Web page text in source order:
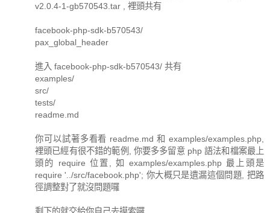
v2.0.4-1-gb570543.tar , 裡頭共有
facebook-php-sdk-b570543/
pax_global_header
進入 facebook-php-sdk-b570543/ 共有
examples/
src/
tests/
readme.md
你可以試著多看看 readme.md 和 examples/examples.php,
裡頭已經有很不錯的範例, 你要多多留意 php 語法和檔案最上
頭的 require 位置, 如 examples/examples.php 最上頭是
require '../src/facebook.php'; 你大概只是遺漏這個問題, 把路
徑調整對了就沒問題囉
剩下的就交給你自己去摸索囉